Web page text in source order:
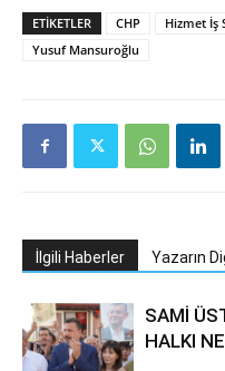
ETIKETLER CHP Hizmet İş
Yusuf Mansuroğlu
İlgili Haberler Yazarın
SAMİ
HALKI